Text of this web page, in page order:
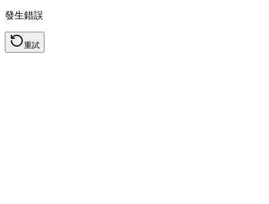
發生錯誤
重試